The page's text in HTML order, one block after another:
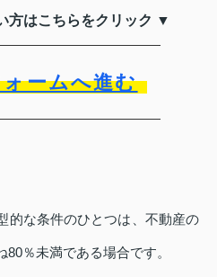
方はこちらをクリック ▼
ームへ進む
的な条件のひとつは、不動産の
％未満である場合です。